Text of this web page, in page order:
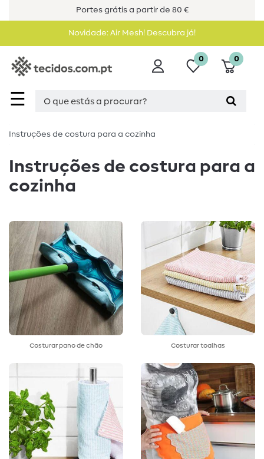
Portes grátis a partir de 80 €
Novidade: Air Mesh! Descubra já!
☰
0 0
Instruções de costura para a cozinha
Instruções de costura para a
cozinha
Costurar pano de chão Costurar toalhas